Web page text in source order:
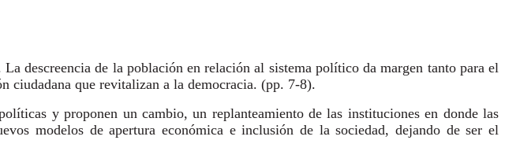
descreencia de la población en relación al sistema político da margen tanto para el
ciudadana que revitalizan a la democracia. (pp. 7-8).
y proponen un cambio, un replanteamiento de las instituciones en donde las
modelos de apertura económica e inclusión de la sociedad, dejando de ser el